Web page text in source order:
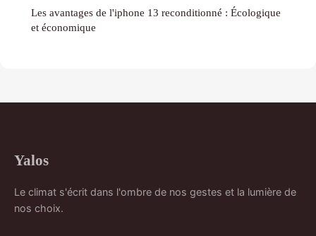
Les avantages de l'iphone 13 reconditionné : Écologique
et économique
Yalos
Le climat s'écrit dans l'ombre de nos gestes et la lumière de
nos choix.